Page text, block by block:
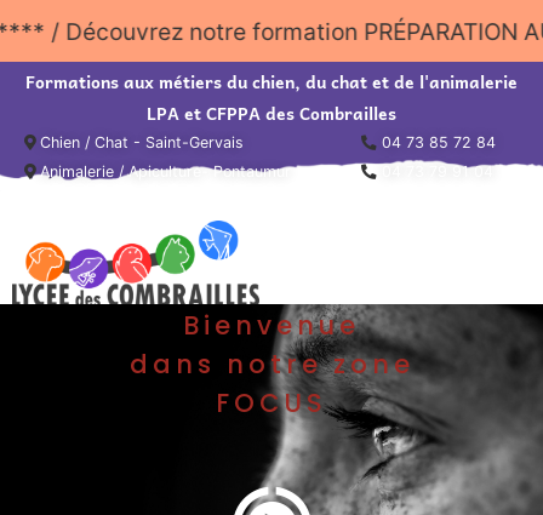
/ Découvrez notre formation PRÉPARATION
Formations aux métiers du chien, du chat et de l'animalerie
LPA et CFPPA des Combrailles
Chien / Chat - Saint-Gervais
Animalerie / Apiculture- Pontaumur
04 73 85 72 84
04 73 79 91 04
Bienvenue
dans notre zone
FOCUS